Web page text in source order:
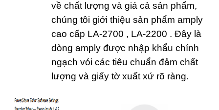
về chất lượng và giá cả sản phẩm,
chúng tôi giới thiệu sản phẩm amply
cao cấp LA-2700 , LA-2200 . Đây là
dòng amply được nhập khẩu chính
ngạch vói các tiêu chuẩn đảm chất
lượng và giấy tờ xuất xứ rõ ràng.